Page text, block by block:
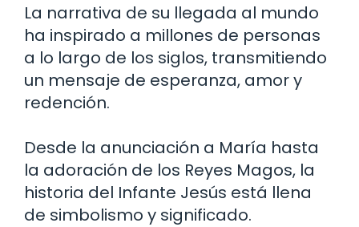
La narrativa de su llegada al mundo
ha inspirado a millones de personas
a lo largo de los siglos, transmitiendo
un mensaje de esperanza, amor y
redención.
Desde la anunciación a María hasta
la adoración de los Reyes Magos, la
historia del Infante Jesús está llena
de simbolismo y significado.